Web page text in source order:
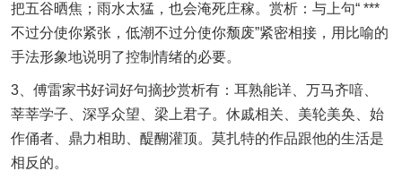
把五谷晒焦；雨水太猛，也会淹死庄稼。赏析：与上句“ ***
不过分使你紧张，低潮不过分使你颓废”紧密相接，用比喻的
手法形象地说明了控制情绪的必要。
3、傅雷家书好词好句摘抄赏析有：耳熟能详、万马齐喑、
莘莘学子、深孚众望、梁上君子。休戚相关、美轮美奂、始
作俑者、鼎力相助、醍醐灌顶。莫扎特的作品跟他的生活是
相反的。